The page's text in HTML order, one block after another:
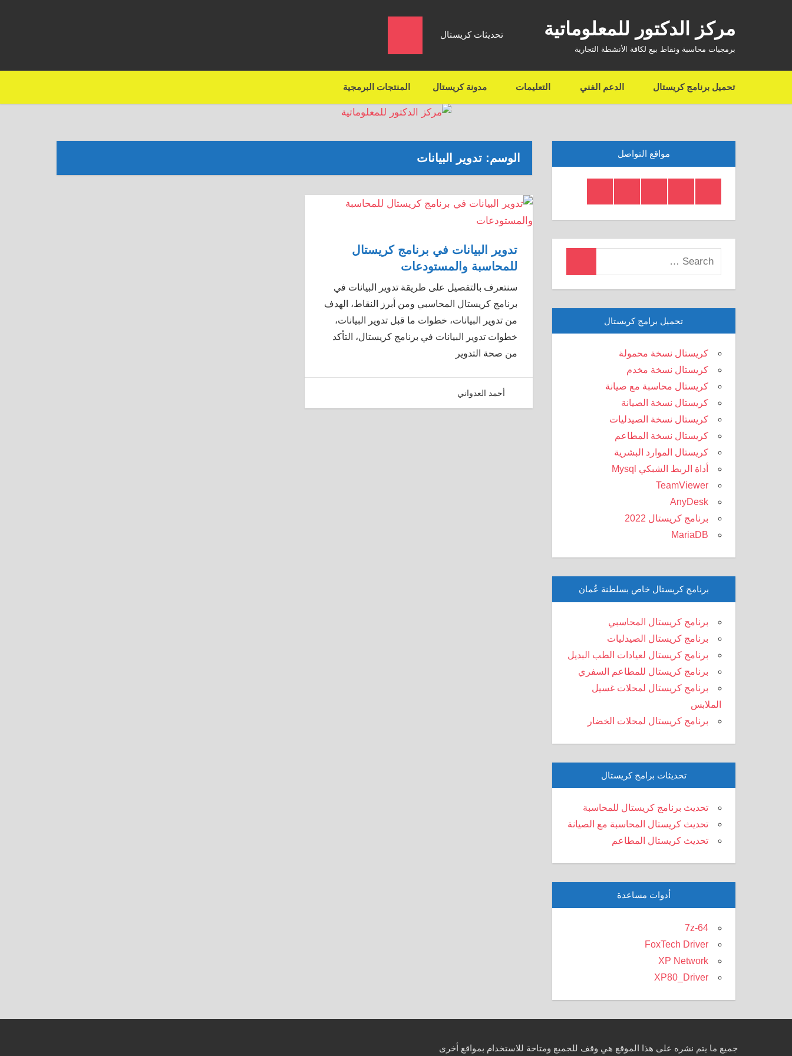
مركز الدكتور للمعلوماتية
برمجيات محاسبة ونقاط بيع لكافة الأنشطة التجارية
تحديثات كريستال
تحميل برنامج كريستال الدعم الفني التعليمات مدونة كريستال المنتجات البرمجية
الوسم:تدوير البيانات
تدوير البيانات في برنامج كريستال
للمحاسبة والمستودعات
سنتعرف بالتفصيل على طريقة تدوير البيانات في
برنامج كريستال المحاسبي ومن أبرز النقاط، الهدف
من تدوير البيانات، خطوات ما قبل تدوير البيانات،
خطوات تدوير البيانات في برنامج كريستال، التأكد
من صحة التدوير
05/01/2021
أحمد العدواني
مواقع التواصل
Search
تحميل برامج كريستال
كريستال نسخة محمولة
كريستال نسخة مخدم
كريستال محاسبة مع صيانة
كريستال نسخة الصيانة
كريستال نسخة الصيدليات
كريستال نسخة المطاعم
كريستال الموارد البشرية
أداة الربط الشبكي Mysql
TeamViewer
AnyDesk
برنامج كريستال 2022
MariaDB
برنامج كريستال خاص بسلطنة عُمان
برنامج كريستال المحاسبي
برنامج كريستال الصيدليات
برنامج كريستال لعيادات الطب البديل
برنامج كريستال للمطاعم السفري
برنامج كريستال لمحلات غسيل
الملابس
برنامج كريستال لمحلات الخضار
تحديثات برامج كريستال
تحديث برنامج كريستال للمحاسبة
تحديث كريستال المحاسبة مع الصيانة
تحديث كريستال المطاعم
أدوات مساعدة
7z-64
FoxTech Driver
XP Network
XP80_Driver
جميع ما يتم نشره على هذا الموقع هي وقف للجميع ومتاحة للاستخدام بمواقع أخرى